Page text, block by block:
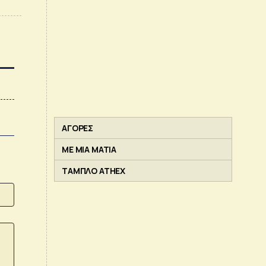
ΑΓΟΡΕΣ
ΜΕ ΜΙΑ ΜΑΤΙΑ
ΤΑΜΠΛΟ ATHEX